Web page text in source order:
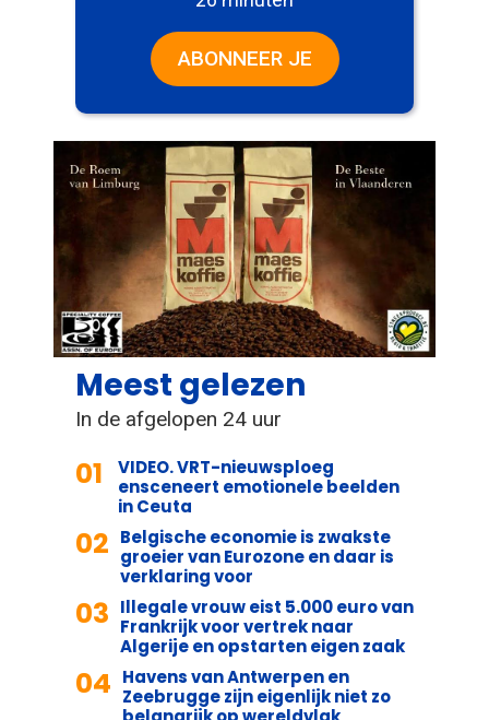
ABONNEER JE
Meest gelezen
In de afgelopen 24 uur
01
VIDEO. VRT-nieuwsploeg
ensceneert emotionele beelden
in Ceuta
02 Belgische economie is zwakste
groeier van Eurozone en daar is
verklaring voor
03 Illegale vrouw eist 5.000 euro van
Frankrijk voor vertrek naar
Algerije en opstarten eigen zaak
04 Havens van Antwerpen en
Zeebrugge zijn eigenlijk niet zo